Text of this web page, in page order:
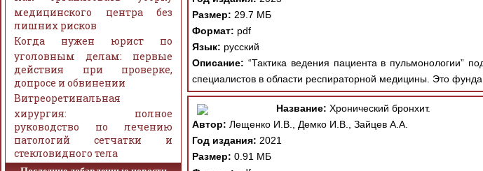
Размер: 29.7 МБ
Формат: pdf
Язык: русский
Описание: “Тактика ведения пациента в пульмонологии”
специалистов в области респираторной медицины. Это
Название: Хронический бронхит.
Автор: Лещенко И.В., Демко И.В., Зайцев А.А.
Год издания: 2021
Размер: 0.91 МБ
медицинского центра без
лишних рисков
Когда нужен юрист по
уголовным делам: первые
действия при проверке,
допросе и обвинении
Витреоретинальная
хирургия: полное
руководство по лечению
патологий сетчатки и
стекловидного тела